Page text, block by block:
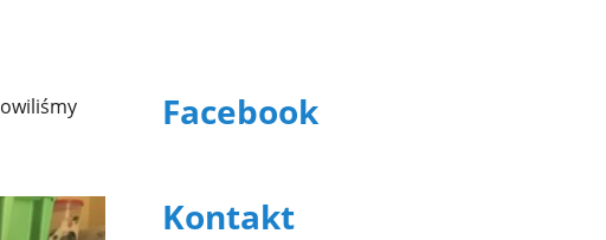
Facebook
Kontakt